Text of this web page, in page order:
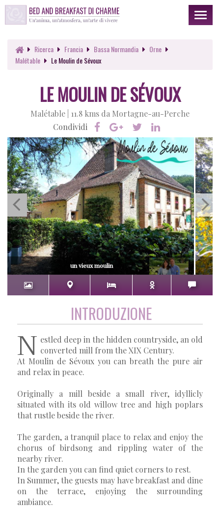
Toggle
Ricerca Francia Bassa Normandia
Orne
Malétable
Le Moulin de Sévoux
LE MOULIN DE SÉVOUX
Malétable | 11.8 kms da Mortagne-au-Perche
Condividi
un vieux moulin
INTRODUZIONE
N estled deep in the hidden countryside, an old
converted mill from the XIX Century.
At Moulin de Sévoux you can breath the pure air
and relax in peace.
Originally a mill beside a small river, idyllicly
situated with its old willow tree and high poplars
that rustle beside the river.
The garden, a tranquil place to relax and enjoy the
chorus of birdsong and rippling water of the
nearby river.
In the garden you can find quiet corners to rest.
In Summer, the guests may have breakfast and dine
on the terrace, enjoying the surrounding
ambiance.